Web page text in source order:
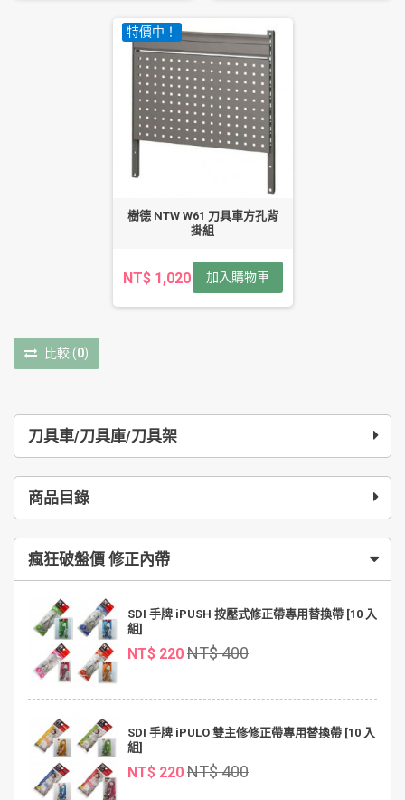
刀具車/刀具庫/刀具架
商品目錄
瘋狂破盤價 修正內帶
SDI 手牌 iPUSH 按壓式修正帶專用替換帶 [10 入
組]
NT$ 220 NT$ 400
SDI 手牌 iPULO 雙主修修正帶專用替換帶 [10 入
組]
NT$ 220 NT$ 400
特價中！
樹德 NTW W61 刀具車方孔背
掛組
NT$ 1,020 加入購物車
比較 (0)